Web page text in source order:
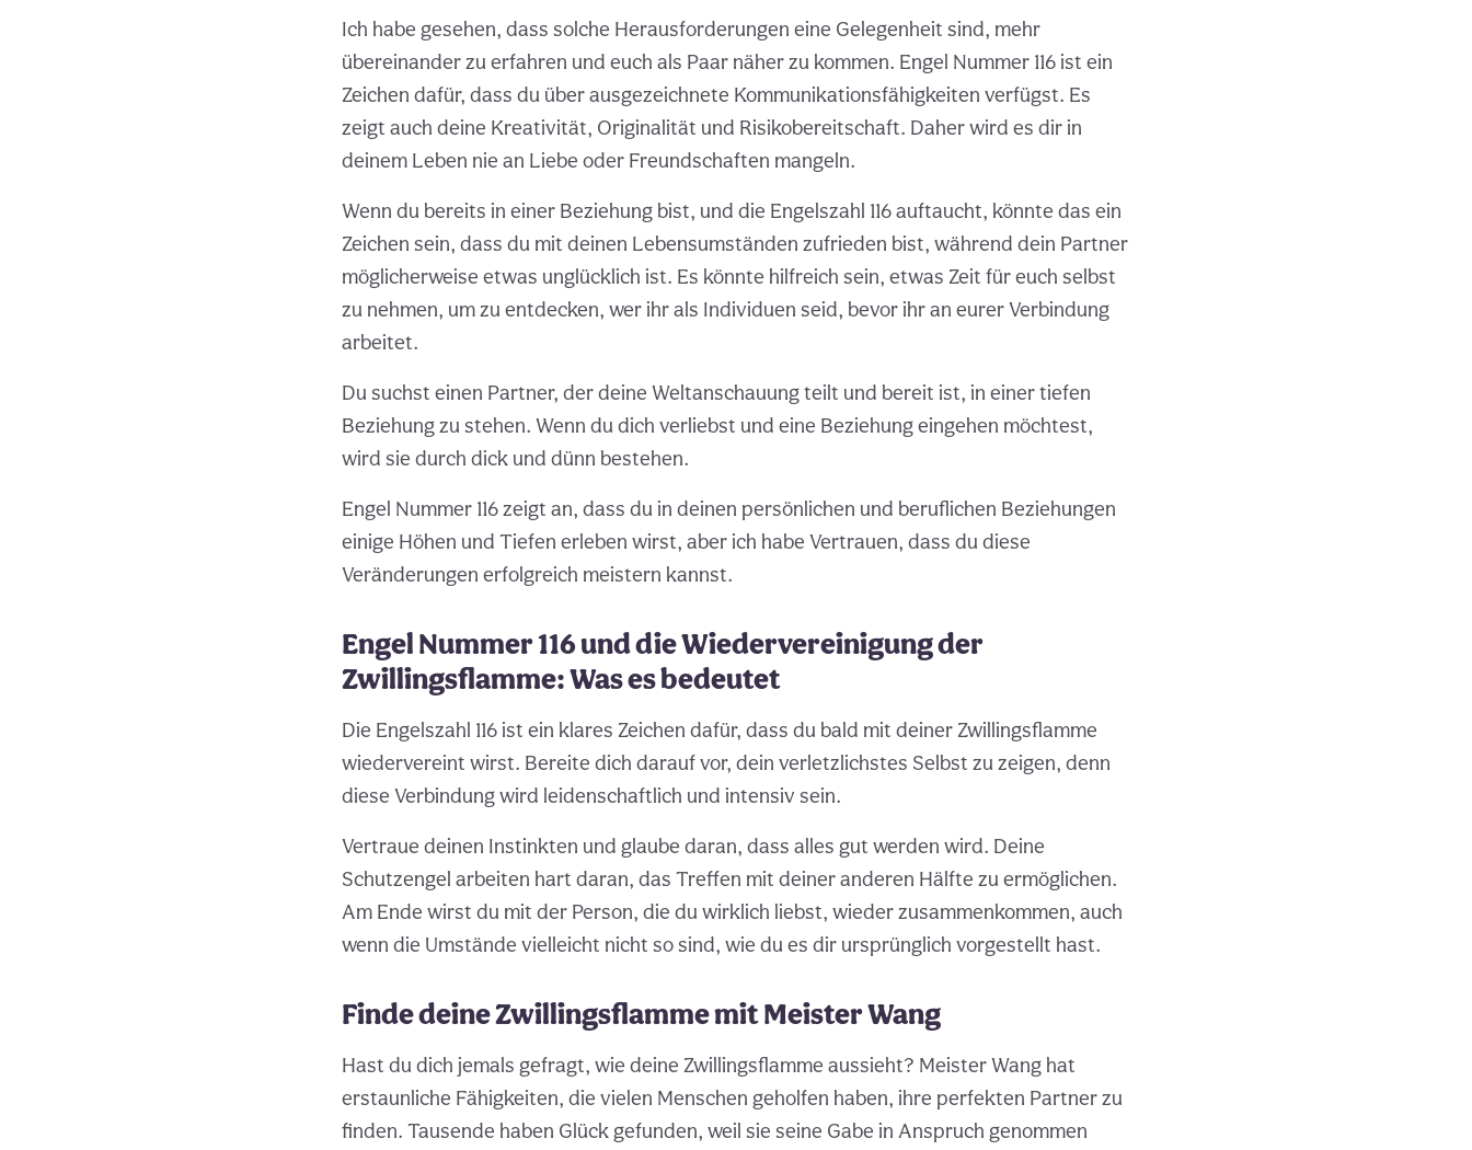
Ich habe gesehen, dass solche Herausforderungen eine Gelegenheit sind, mehr
übereinander zu erfahren und euch als Paar näher zu kommen. Engel Nummer 116 ist ein
Zeichen dafür, dass du über ausgezeichnete Kommunikationsfähigkeiten verfügst. Es
zeigt auch deine Kreativität, Originalität und Risikobereitschaft. Daher wird es dir in
deinem Leben nie an Liebe oder Freundschaften mangeln.
Wenn du bereits in einer Beziehung bist, und die Engelszahl 116 auftaucht, könnte das ein
Zeichen sein, dass du mit deinen Lebensumständen zufrieden bist, während dein Partner
möglicherweise etwas unglücklich ist. Es könnte hilfreich sein, etwas Zeit für euch selbst
zu nehmen, um zu entdecken, wer ihr als Individuen seid, bevor ihr an eurer Verbindung
arbeitet.
Du suchst einen Partner, der deine Weltanschauung teilt und bereit ist, in einer tiefen
Beziehung zu stehen. Wenn du dich verliebst und eine Beziehung eingehen möchtest,
wird sie durch dick und dünn bestehen.
Engel Nummer 116 zeigt an, dass du in deinen persönlichen und beruflichen Beziehungen
einige Höhen und Tiefen erleben wirst, aber ich habe Vertrauen, dass du diese
Veränderungen erfolgreich meistern kannst.
Engel Nummer 116 und die Wiedervereinigung der
Zwillingsflamme: Was es bedeutet
Die Engelszahl 116 ist ein klares Zeichen dafür, dass du bald mit deiner Zwillingsflamme
wiedervereint wirst. Bereite dich darauf vor, dein verletzlichstes Selbst zu zeigen, denn
diese Verbindung wird leidenschaftlich und intensiv sein.
Vertraue deinen Instinkten und glaube daran, dass alles gut werden wird. Deine
Schutzengel arbeiten hart daran, das Treffen mit deiner anderen Hälfte zu ermöglichen.
Am Ende wirst du mit der Person, die du wirklich liebst, wieder zusammenkommen, auch
wenn die Umstände vielleicht nicht so sind, wie du es dir ursprünglich vorgestellt hast.
Finde deine Zwillingsflamme mit Meister Wang
Hast du dich jemals gefragt, wie deine Zwillingsflamme aussieht? Meister Wang hat
erstaunliche Fähigkeiten, die vielen Menschen geholfen haben, ihre perfekten Partner zu
finden. Tausende haben Glück gefunden, weil sie seine Gabe in Anspruch genommen